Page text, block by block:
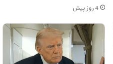
4 روز پیش